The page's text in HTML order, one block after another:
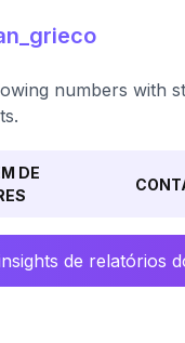
numbers with
DE
de relatórios